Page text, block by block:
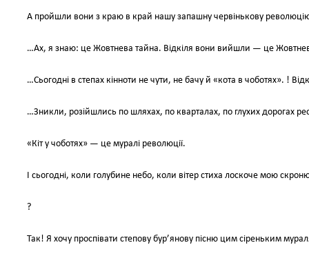
А пройшли вони з краю в край нашу запашну червінькову
…Ах, я знаю: це Жовтнева тайна. Відкіля вони вийшли — це
…Сьогодні в степах кінноти не чути, не бачу й «кота в чоботях». !
…Зникли, розійшлись по шляхах, по кварталах, по глухих дорогах
«Кіт у чоботях» — це муралі революції.
І сьогодні, коли голубине небо, коли вітер стиха лоскоче мою
?
Так! Я хочу проспівати степову бур’янову пісню цим сіреньким